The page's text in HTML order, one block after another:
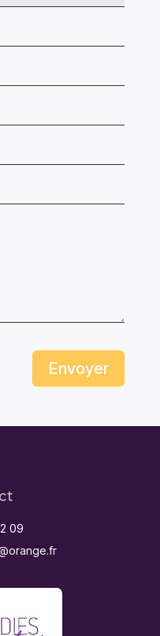
Envoyer
09